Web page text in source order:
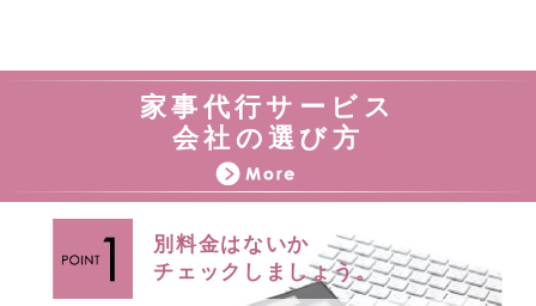
家事代行サービス
会社の選び方
別料金はないか
チェックしましょう。